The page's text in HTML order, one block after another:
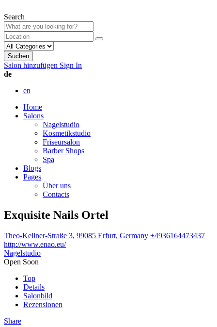
Search
Suchen
Salon hinzufügen Sign In
de
en
Home
Salons
Nagelstudio
Kosmetikstudio
Friseursalon
Barber Shops
Spa
Blogs
Pages
Über uns
Contacts
Exquisite Nails Ortel
Theo-Kellner-Straße 3, 99085 Erfurt, Germany +4936164473437
http://www.enao.eu/
Nagelstudio
Open Soon
Top
Details
Salonbild
Rezensionen
Share